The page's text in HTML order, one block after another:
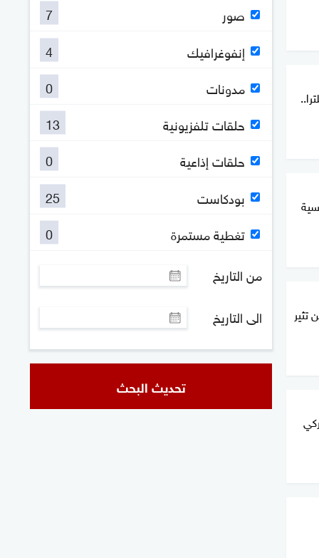
صور
7
إنفوغرافيك
4
مدونات
0
حلقات تلفزيونية
13
حلقات إذاعية
0
بودكاست
25
تغطية مستمرة
0
من التاريخ
الى التاريخ
تحديث البحث